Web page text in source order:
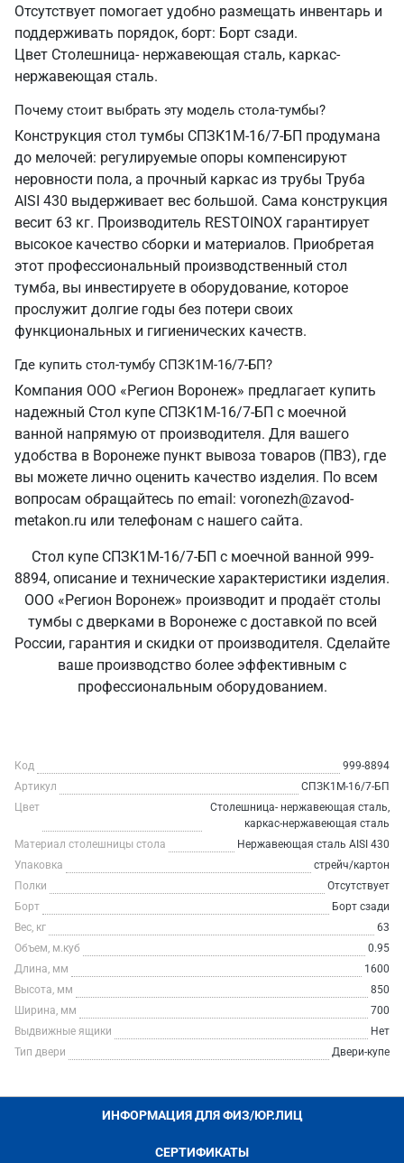
Отсутствует помогает удобно размещать инвентарь и
поддерживать порядок, борт: Борт сзади.
Цвет Столешница- нержавеющая сталь, каркас-
нержавеющая сталь.
Почему стоит выбрать эту модель стола-тумбы?
Конструкция стол тумбы СПЗК1М-16/7-БП продумана
до мелочей: регулируемые опоры компенсируют
неровности пола, а прочный каркас из трубы Труба
AISI 430 выдерживает вес большой. Сама конструкция
весит 63 кг. Производитель RESTOINOX гарантирует
высокое качество сборки и материалов. Приобретая
этот профессиональный производственный стол
тумба, вы инвестируете в оборудование, которое
прослужит долгие годы без потери своих
функциональных и гигиенических качеств.
Где купить стол-тумбу СПЗК1М-16/7-БП?
Компания ООО «Регион Воронеж» предлагает купить
надежный Стол купе СПЗК1М-16/7-БП с моечной
ванной напрямую от производителя. Для вашего
удобства в Воронеже пункт вывоза товаров (ПВЗ), где
вы можете лично оценить качество изделия. По всем
вопросам обращайтесь по email: voronezh@zavod-
metakon.ru или телефонам с нашего сайта.
Стол купе СПЗК1М-16/7-БП с моечной ванной 999-
8894, описание и технические характеристики изделия.
ООО «Регион Воронеж» производит и продаёт столы
тумбы с дверками в Воронеже с доставкой по всей
России, гарантия и скидки от производителя. Сделайте
ваше производство более эффективным с
профессиональным оборудованием.
Код
999-8894
Артикул
СПЗК1М-16/7-БП
Цвет
Столешница- нержавеющая сталь,
каркас-нержавеющая сталь
Материал столешницы стола
Нержавеющая сталь AISI 430
Упаковка
стрейч/картон
Полки
Отсутствует
Борт
Борт сзади
Вес, кг
63
Объем, м.куб
0.95
Длина, мм
1600
Высота, мм
850
Ширина, мм
700
Выдвижные ящики
Нет
Тип двери
Двери-купе
ИНФОРМАЦИЯ ДЛЯ ФИЗ/ЮР.ЛИЦ
СЕРТИФИКАТЫ